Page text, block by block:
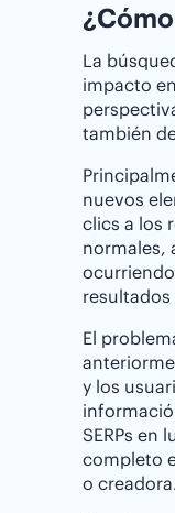
La
impacto
también
nuevos
clics a los
normales,
El
y los
SERPs en
completo
o